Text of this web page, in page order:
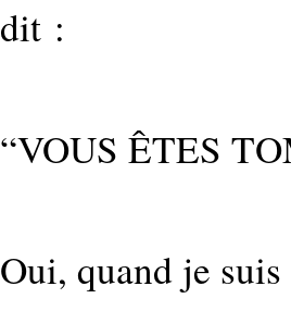
dit :
“VOUS ÊTES
Oui, quand je